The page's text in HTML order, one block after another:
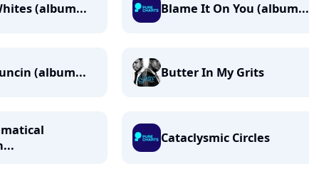
(album... Blame It On You (album...
(album... Butter In My Grits
Cataclysmic Circles